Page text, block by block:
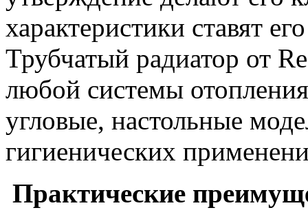
характеристики ставят
Трубчатый радиатор от
любой системы
угловые, настольные
гигиенических
Практические